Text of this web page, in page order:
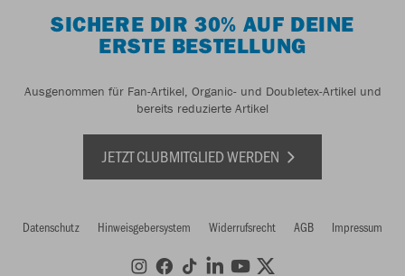
SICHERE DIR 30% AUF DEINE
ERSTE BESTELLUNG
Ausgenommen für Fan-Artikel, Organic- und Doubletex-Artikel und
bereits reduzierte Artikel
JETZT CLUBMITGLIED WERDEN
Datenschutz Hinweisgebersystem Widerrufsrecht AGB Impressum